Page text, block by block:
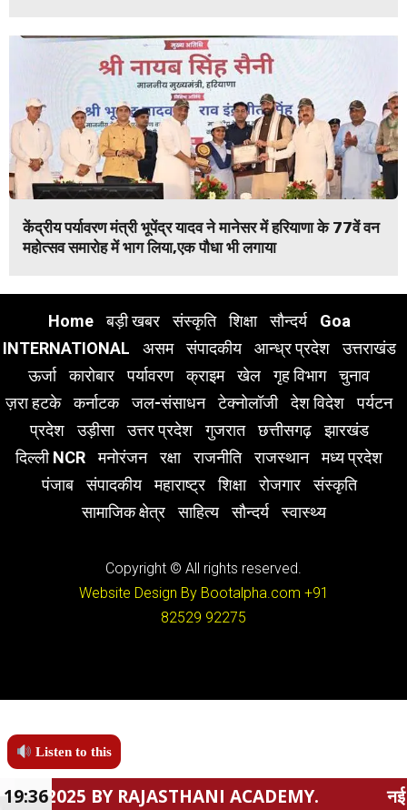
केंद्रीय पर्यावरण मंत्री भूपेंद्र यादव ने मानेसर में हरियाणा के 77वें वन
महोत्सव समारोह में भाग लिया,एक पौधा भी लगाया
Home बड़ी खबर संस्कृति शिक्षा सौन्दर्य
Goa
INTERNATIONAL
असम संपादकीय आन्ध्र प्रदेश
उत्तराखंड
ऊर्जा
कारोबार पर्यावरण क्राइम खेल गृह विभाग
चुनाव
ज़रा हटके
कर्नाटक जल-संसाधन टेक्नोलॉजी देश विदेश
पर्यटन
प्रदेश
उड़ीसा उत्तर प्रदेश गुजरात छत्तीसगढ़
झारखंड
दिल्ली NCR
मनोरंजन रक्षा राजनीति राजस्थान
मध्य प्रदेश
पंजाब
संपादकीय महाराष्ट्र शिक्षा रोजगार
संस्कृति
सामाजिक क्षेत्र
साहित्य सौन्दर्य स्वास्थ्य
Copyright © All rights reserved.
Website Design By Bootalpha.com +91
82529 92275
Listen to this
ACADEMY. नई राजस्थान टाउनशिप
19:36